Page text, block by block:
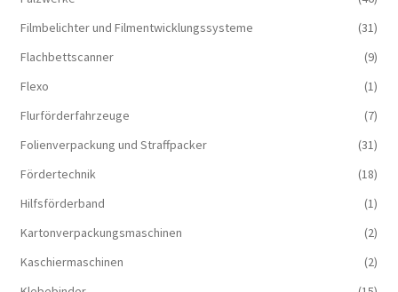
Filmbelichter und Filmentwicklungssysteme
(31)
Flachbettscanner
(9)
Flexo
(1)
Flurförderfahrzeuge
(7)
Folienverpackung und Straffpacker
(31)
Fördertechnik
(18)
Hilfsförderband
(1)
Kartonverpackungsmaschinen
(2)
Kaschiermaschinen
(2)